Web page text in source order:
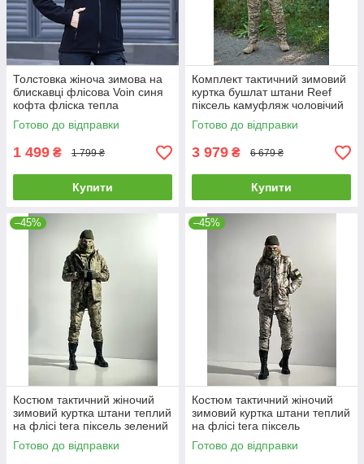
Толстовка жіноча зимова на
блискавці флісова Voin синя
кофта фліска тепла
Готово до відправки
1 499 ₴ 1 799 ₴
Купити
Комплект тактичний зимовий
куртка бушлат штани Reef
піксель камуфляж чоловічий
костюм теплий зсу
Готово до відправки
3 979 ₴ 6 679 ₴
Купити
–45%
Костюм тактичний жіночий
зимовий куртка штани теплий
на флісі tera піксель зелений
камуфляж комплект
Готово до відправки
–45%
Костюм тактичний жіночий
зимовий куртка штани теплий
на флісі tera піксель
камуфляж комплект
Готово до відправки